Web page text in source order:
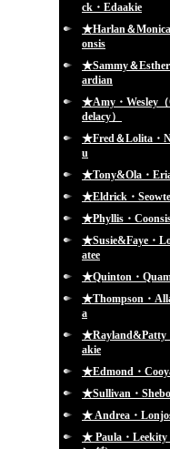
ck・Edaakie
★Harlan＆
onsis
★Sammy＆
ardian
★Amy・Wesley
delacy）
★Fred＆Lolita・
u
★Tony&Ola・
★Eldrick・
★Phyllis・
★Susie&Faye・
atee
★Quinton・
★Thompson・
a
★Rayland&Patty
akie
★Edmond・
★Sullivan・
★ Andrea・
★ Paula・Leekity